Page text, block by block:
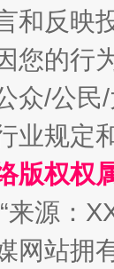
了！等你上场
在茂县开幕
和反映
您的行
众/公
业规定
版权权
来源：
网站拥